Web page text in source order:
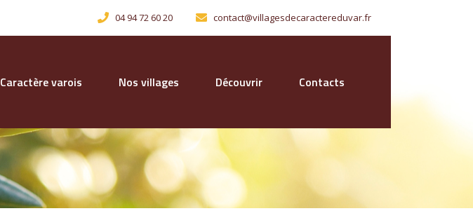
04 94 72 60 20 contact@villagesdecaractereduvar.fr
Caractère varois Nos villages Découvrir Contacts